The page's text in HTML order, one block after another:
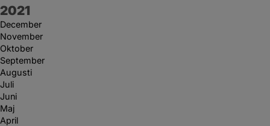
År:
2021
December
November
Oktober
September
Augusti
Juli
Juni
Maj
April